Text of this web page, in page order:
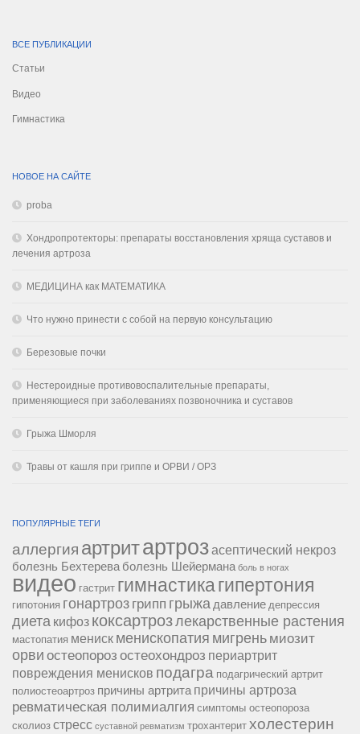
ВСЕ ПУБЛИКАЦИИ
Статьи
Видео
Гимнастика
НОВОЕ НА САЙТЕ
proba
Хондропротекторы: препараты восстановления хряща суставов и
лечения артроза
МЕДИЦИНА как МАТЕМАТИКА
Что нужно принести с собой на первую консультацию
Березовые почки
Нестероидные противовоспалительные препараты,
применяющиеся при заболеваниях позвоночника и суставов
Грыжа Шморля
Травы от кашля при гриппе и ОРВИ / ОРЗ
ПОПУЛЯРНЫЕ ТЕГИ
аллергия артритартрозасептический некроз
болезнь Бехтерева болезнь Шейермана боль в ногах
видео гастрит гимнастикагипертония
гипотония гонартроз грипп грыжа давление депрессия
диета кифоз коксартрозлекарственные растения
мастопатия мениск менископатия мигрень миозит
орви остеопороз остеохондроз периартрит
повреждения менисков подагра подагрический артрит
полиостеоартроз причины артрита причины артроза
ревматическая полимиалгия симптомы остеопороза
сколиоз стресс суставной ревматизм трохантерит холестерин